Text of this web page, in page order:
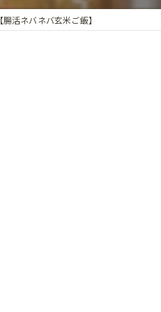
【腸活ネバネバ玄米ご飯】